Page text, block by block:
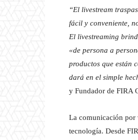
“El livestream
fácil y conveniente,
El livestreaming
«de persona a
productos que están
dará en el simple
y Fundador de FIRA
La comunicación por
tecnología. Desde